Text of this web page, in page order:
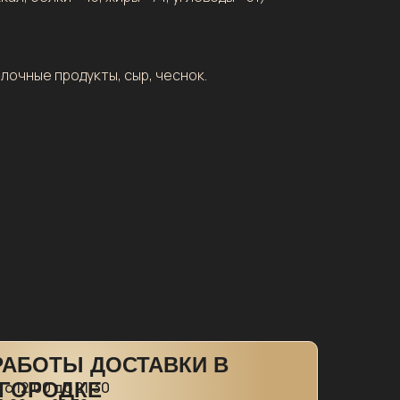
продукты, сыр, чеснок.
ДОСТАВКИ В
12:00 до 21:30